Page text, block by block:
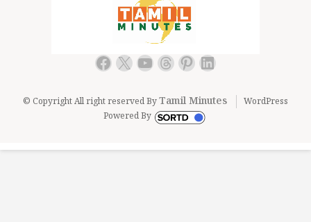
Facebook
X YouTube
Threads
Pinterest
LinkedIn
© Copyright All right reserved ByTamil Minutes
WordPress
Powered By